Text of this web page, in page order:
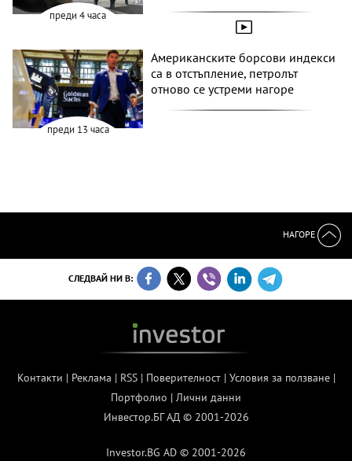
преди 4 часа
преди 13 часа
Американските борсови индекси
са в отстъпление, петролът
отново се устреми нагоре
НАГОРЕ
СЛЕДВАЙ НИ В:
Контакти | Реклама | RSS| Поверителност| Условия за ползване|
Портфолио | Лични данни
Инвестор.БГ АД © 2001-2026
Investor.BG AD © 2001-2026